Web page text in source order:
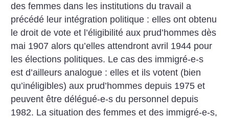
des femmes dans les institutions du travail a
précédé leur intégration politique : elles ont obtenu
le droit de vote et l’éligibilité aux prud’hommes dès
mai 1907 alors qu’elles attendront avril 1944 pour
les élections politiques. Le cas des immigré-e-s
est d’ailleurs analogue : elles et ils votent (bien
qu’inéligibles) aux prud’hommes depuis 1975 et
peuvent être délégué-e-s du personnel depuis
1982. La situation des femmes et des immigré-e-s,